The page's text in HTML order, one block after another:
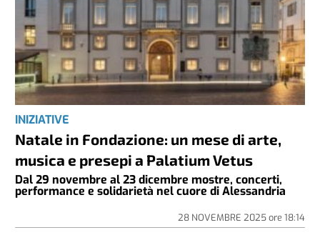
INIZIATIVE
Natale in Fondazione: un mese di arte,
musica e presepi a Palatium Vetus
Dal 29 novembre al 23 dicembre mostre, concerti,
performance e solidarietà nel cuore di Alessandria
28 NOVEMBRE 2025ore 18:14